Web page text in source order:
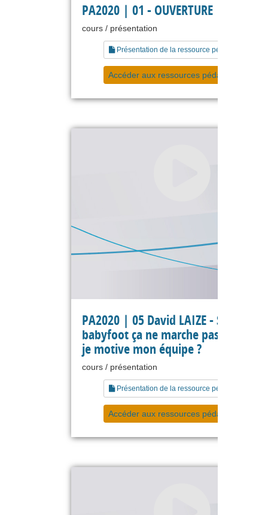
PA2020 | 01 - OUVERTURE
cours / présentation
Présentation de la ressource pédagogique
Accéder aux ressources pédagogiques
PA2020 | 05 David LAIZE - Si le
babyfoot ça ne marche pas,
je motive mon équipe ?
cours / présentation
Présentation de la ressource pédagogique
Accéder aux ressources pédagogiques